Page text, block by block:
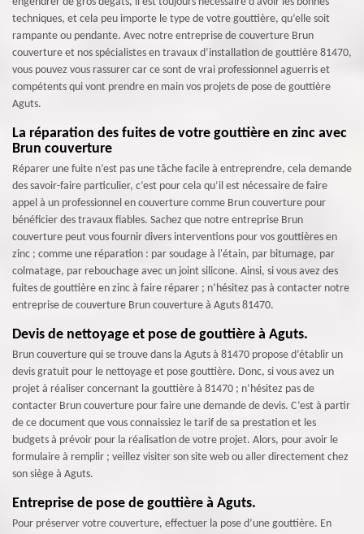
techniques, et cela peu importe le type de votre gouttière, qu’elle soit
rampante ou pendante. Avec notre entreprise de couverture Brun
couverture et nos spécialistes en travaux d’installation de gouttière 81470,
vous pouvez vous rassurer car ce sont de vrai professionnel aguerris et
compétents qui vont prendre en main vos projets de pose de gouttière
Aguts.
La réparation des fuites de votre gouttière en zinc avec
Brun couverture
Réparer une fuite n’est pas une tâche facile à entreprendre, cela demande
des savoir-faire particulier, c’est pour cela qu’il est nécessaire de faire
appel à un professionnel en couverture comme Brun couverture pour
bénéficier des travaux fiables. Sachez que notre entreprise Brun
couverture peut vous fournir divers interventions pour vos gouttières en
zinc ; comme une réparation : par soudage à l'étain, par bitumage, par
colmatage, par rebouchage avec un joint silicone. Ainsi, si vous avez des
fuites de gouttière en zinc à faire réparer ; n’hésitez pas à contacter notre
entreprise de couverture Brun couverture à Aguts 81470.
Devis de nettoyage et pose de gouttière à Aguts.
Brun couverture qui se trouve dans la Aguts à 81470 propose d’établir un
devis gratuit pour le nettoyage et pose gouttière. Donc, si vous avez un
projet à réaliser concernant la gouttière à 81470 ; n’hésitez pas de
contacter Brun couverture pour faire une demande de devis. C’est à partir
de ce document que vous connaissiez le tarif de sa prestation et les
budgets à prévoir pour la réalisation de votre projet. Alors, pour avoir le
formulaire à remplir ; veillez visiter son site web ou aller directement chez
son siège à Aguts.
Entreprise de pose de gouttière à Aguts.
Pour préserver votre couverture, effectuer la pose d’une gouttière. En